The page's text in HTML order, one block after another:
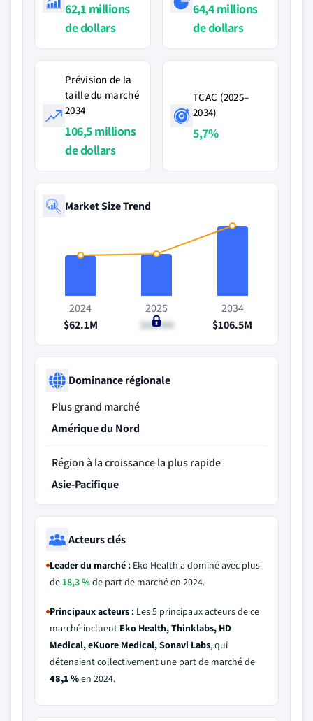
62,1 millions
de dollars
64,4 millions
de dollars
Prévision de la
taille du marché
2034
106,5 millions
de dollars
TCAC (2025–
2034)
5,7%
Market Size Trend
2024
$62.1M
2025
$64.4M
2034
$106.5M
Dominance régionale
Plus grand marché
Amérique du Nord
Région à la croissance la plus rapide
Asie-Pacifique
Acteurs clés
Leader du marché : Eko Health a dominé avec plus
de18,3 %de part de marché en 2024.
Principaux acteurs : Les 5 principaux acteurs de ce
marché incluent Eko Health, Thinklabs, HD
Medical, eKuore Medical, Sonavi Labs, qui
détenaient collectivement une part de marché de
48,1 %en 2024.